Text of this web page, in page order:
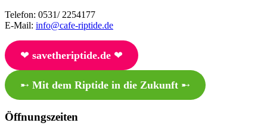
Telefon: 0531/ 2254177
E-Mail: info@cafe-riptide.de
❤︎ savetheriptide.de❤︎
➸ Mit dem Riptide in die Zukunft➸
Öffnungszeiten